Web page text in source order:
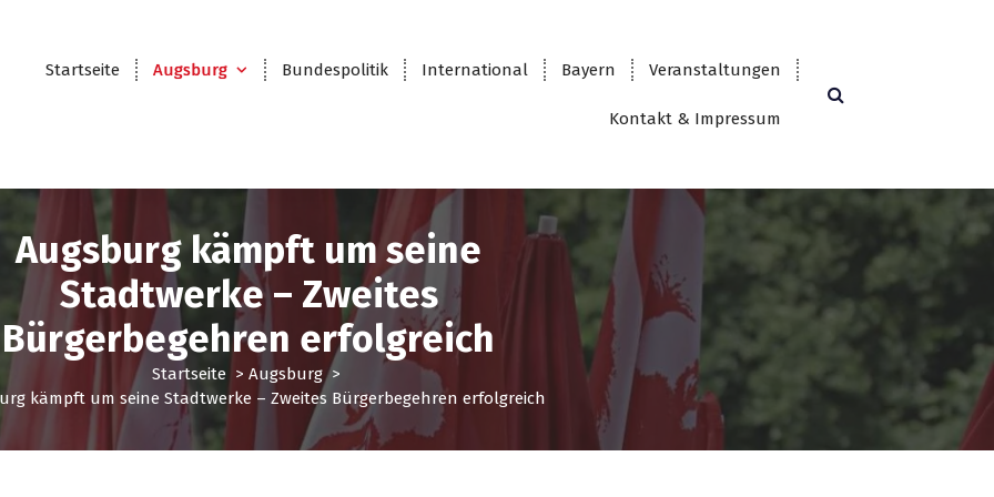
Startseite Augsburg Bundespolitik International Bayern Veranstaltungen
Kontakt & Impressum
Augsburg kämpft um seine
Stadtwerke – Zweites
Bürgerbegehren erfolgreich
Startseite > Augsburg>
kämpft um seine Stadtwerke – Zweites Bürgerbegehren erfolgreich